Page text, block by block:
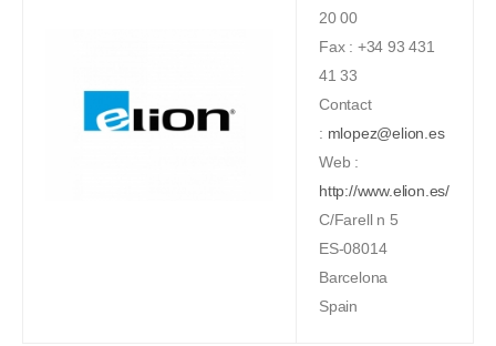
20 00
Fax : +34 93 431
41 33
Contact
: mlopez@elion.es
Web :
http://www.elion.es/
C/Farell n 5
ES-08014
Barcelona
Spain